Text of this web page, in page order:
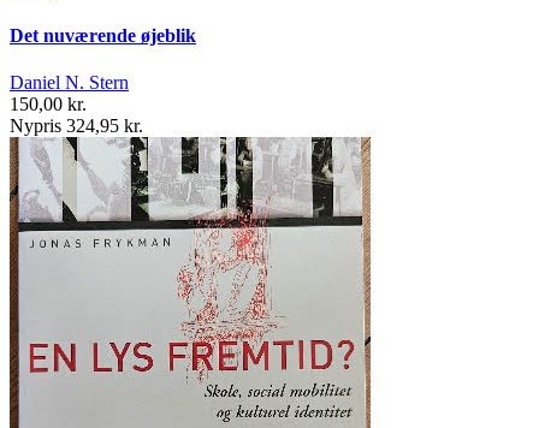
Det nuværende øjeblik
Daniel N. Stern
150,00 kr.
Nypris 324,95 kr.